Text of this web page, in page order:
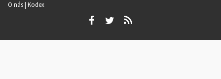
O nás| Kodex